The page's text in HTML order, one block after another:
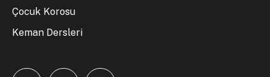
Çocuk Korosu
Keman Dersleri